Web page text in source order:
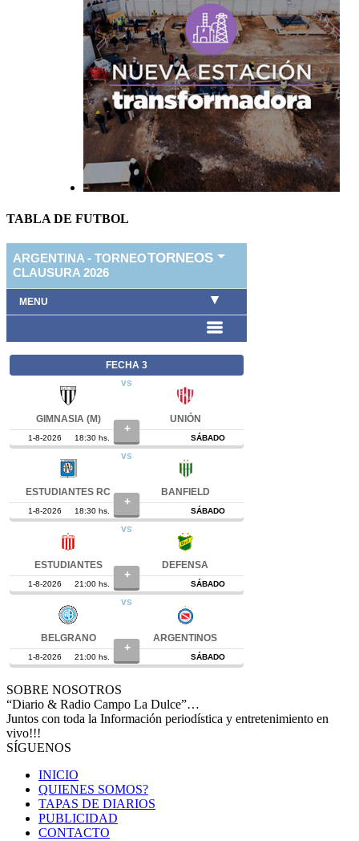
TABLA DE FUTBOL
SOBRE NOSOTROS
“Diario & Radio Campo La Dulce”…
Juntos con toda la Información periodística y entretenimiento en
vivo!!!
SÍGUENOS
INICIO
QUIENES SOMOS?
TAPAS DE DIARIOS
PUBLICIDAD
CONTACTO